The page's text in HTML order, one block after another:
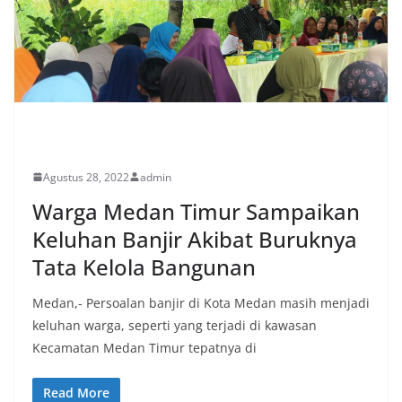
Agustus 28, 2022 admin
Warga Medan Timur Sampaikan
Keluhan Banjir Akibat Buruknya
Tata Kelola Bangunan
Medan,- Persoalan banjir di Kota Medan masih menjadi
keluhan warga, seperti yang terjadi di kawasan
Kecamatan Medan Timur tepatnya di
Read More